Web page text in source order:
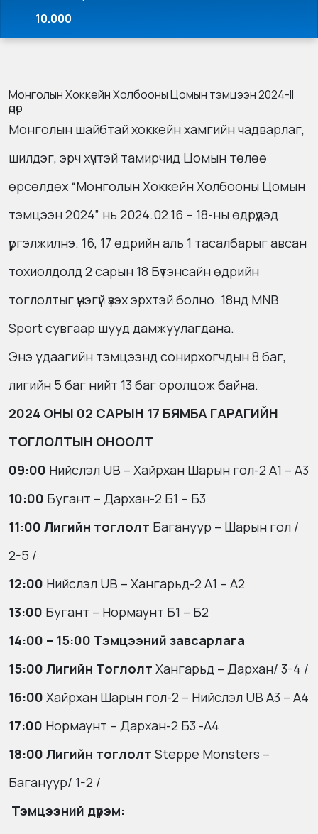
10.000
Монголын Хоккейн Холбооны Цомын тэмцээн 2024-II
өдөр
Монголын шайбтай хоккейн хамгийн чадварлаг,
шилдэг, эрч хүчтэй тамирчид Цомын төлөө
өрсөлдөх “Монголын Хоккейн Холбооны Цомын
тэмцээн 2024” нь 2024.02.16 – 18-ны өдрүүдэд
үргэлжилнэ. 16, 17 өдрийн аль 1 тасалбарыг авсан
тохиолдолд 2 сарын 18 Бүтэнсайн өдрийн
тоглолтыг үнэгүй үзэх эрхтэй болно. 18нд MNB
Sport сувгаар шууд дамжуулагдана.
Энэ удаагийн тэмцээнд сонирхогчдын 8 баг,
лигийн 5 баг нийт 13 баг оролцож байна.
2024 ОНЫ 02 САРЫН 17 БЯМБА ГАРАГИЙН
ТОГЛОЛТЫН ОНООЛТ
09:00 Нийслэл UB – Хайрхан Шарын гол-2 А1 – А3
10:00 Бугант – Дархан-2 Б1 – Б3
11:00 Лигийн тоглолт Багануур – Шарын гол /
2-5 /
12:00 Нийслэл UB – Хангарьд-2 А1 – А2
13:00 Бугант – Нормаунт Б1 – Б2
14:00 – 15:00 Тэмцээний завсарлага
15:00 Лигийн Тоглолт Хангарьд – Дархан/ 3-4 /
16:00 Хайрхан Шарын гол-2 – Нийслэл UB А3 – А4
17:00 Нормаунт – Дархан-2 Б3 -А4
18:00 Лигийн тоглолт Steppe Monsters –
Багануур/ 1-2 /
Тэмцээний дүрэм: